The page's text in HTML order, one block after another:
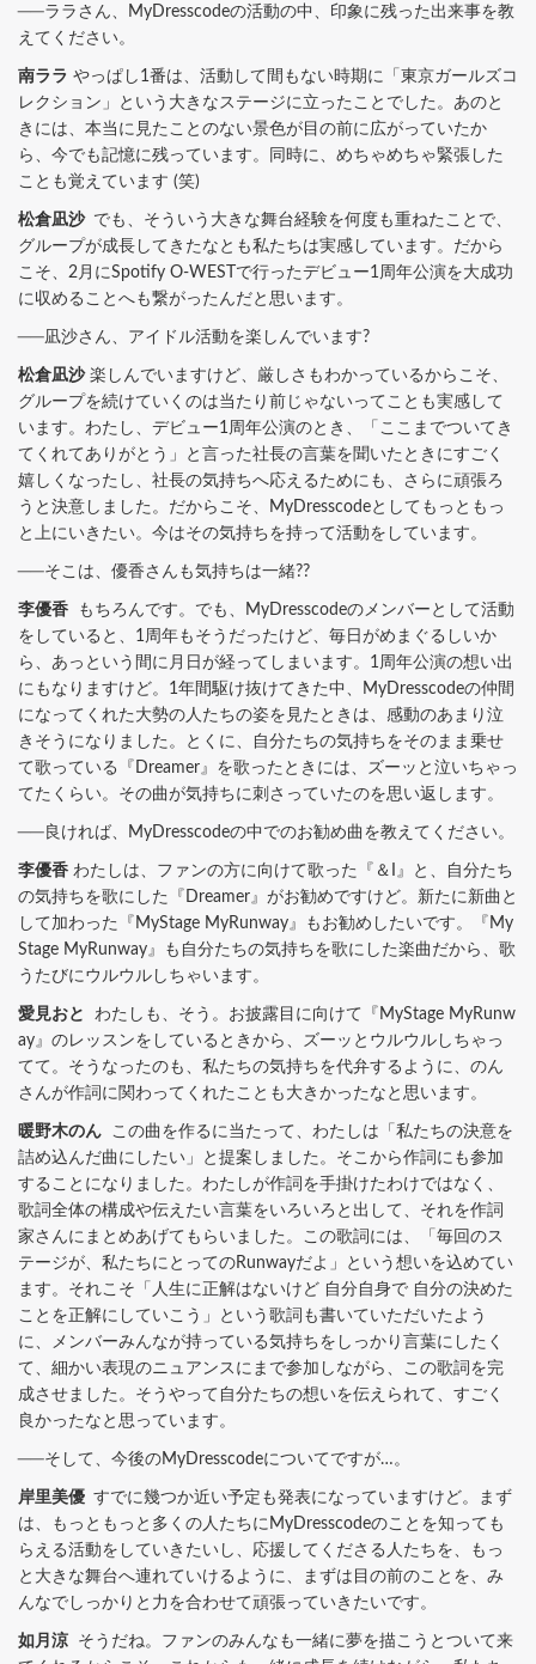
──ララさん、MyDresscodeの活動の中、印象に残った出来事を教
えてください。
南ララ やっぱし1番は、活動して間もない時期に「東京ガールズコ
レクション」という大きなステージに立ったことでした。あのと
きには、本当に見たことのない景色が目の前に広がっていたか
ら、今でも記憶に残っています。同時に、めちゃめちゃ緊張した
ことも覚えています (笑)
松倉凪沙 でも、そういう大きな舞台経験を何度も重ねたことで、
グループが成長してきたなとも私たちは実感しています。だから
こそ、2月にSpotify O-WESTで行ったデビュー1周年公演を大成功
に収めることへも繋がったんだと思います。
──凪沙さん、アイドル活動を楽しんでいます?
松倉凪沙楽しんでいますけど、厳しさもわかっているからこそ、
グループを続けていくのは当たり前じゃないってことも実感して
います。わたし、デビュー1周年公演のとき、「ここまでついてき
てくれてありがとう」と言った社長の言葉を聞いたときにすごく
嬉しくなったし、社長の気持ちへ応えるためにも、さらに頑張ろ
うと決意しました。だからこそ、MyDresscodeとしてもっともっ
と上にいきたい。今はその気持ちを持って活動をしています。
──そこは、優香さんも気持ちは一緒??
李優香 もちろんです。でも、MyDresscodeのメンバーとして活動
をしていると、1周年もそうだったけど、毎日がめまぐるしいか
ら、あっという間に月日が経ってしまいます。1周年公演の想い出
にもなりますけど。1年間駆け抜けてきた中、MyDresscodeの仲間
になってくれた大勢の人たちの姿を見たときは、感動のあまり泣
きそうになりました。とくに、自分たちの気持ちをそのまま乗せ
て歌っている『Dreamer』を歌ったときには、ズーッと泣いちゃっ
てたくらい。その曲が気持ちに刺さっていたのを思い返します。
──良ければ、MyDresscodeの中でのお勧め曲を教えてください。
李優香 わたしは、ファンの方に向けて歌った『＆I』と、自分たち
の気持ちを歌にした『Dreamer』がお勧めですけど。新たに新曲と
して加わった『MyStage MyRunway』もお勧めしたいです。『My
Stage MyRunway』も自分たちの気持ちを歌にした楽曲だから、歌
うたびにウルウルしちゃいます。
愛見おと
わたしも、そう。お披露目に向けて『MyStage MyRunw
ay』のレッスンをしているときから、ズーッとウルウルしちゃっ
てて。そうなったのも、私たちの気持ちを代弁するように、のん
さんが作詞に関わってくれたことも大きかったなと思います。
暖野木のん この曲を作るに当たって、わたしは「私たちの決意を
詰め込んだ曲にしたい」と提案しました。そこから作詞にも参加
することになりました。わたしが作詞を手掛けたわけではなく、
歌詞全体の構成や伝えたい言葉をいろいろと出して、それを作詞
家さんにまとめあげてもらいました。この歌詞には、「毎回のス
テージが、私たちにとってのRunwayだよ」という想いを込めてい
ます。それこそ「人生に正解はないけど 自分自身で 自分の決めた
ことを正解にしていこう」という歌詞も書いていただいたよう
に、メンバーみんなが持っている気持ちをしっかり言葉にしたく
て、細かい表現のニュアンスにまで参加しながら、この歌詞を完
成させました。そうやって自分たちの想いを伝えられて、すごく
良かったなと思っています。
──そして、今後のMyDresscodeについてですが…。
岸里美優 すでに幾つか近い予定も発表になっていますけど。まず
は、もっともっと多くの人たちにMyDresscodeのことを知っても
らえる活動をしていきたいし、応援してくださる人たちを、もっ
と大きな舞台へ連れていけるように、まずは目の前のことを、み
んなでしっかりと力を合わせて頑張っていきたいです。
如月涼 そうだね。ファンのみんなも一緒に夢を描こうとついて来